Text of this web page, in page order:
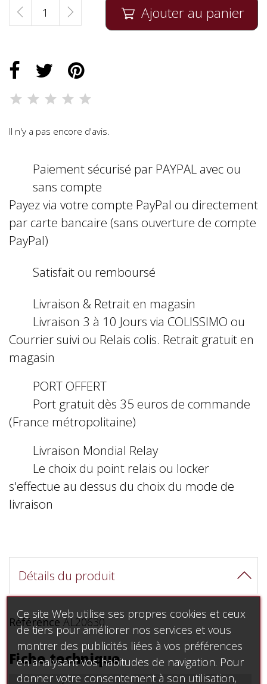
 Ajouter au panier
Il n'y a pas encore d'avis.
Paiement sécurisé par PAYPAL avec ou
sans compte
Payez via votre compte PayPal ou directement
par carte bancaire (sans ouverture de compte
PayPal)
Satisfait ou remboursé
Livraison & Retrait en magasin
Livraison 3 à 10 Jours via COLISSIMO ou
Courrier suivi ou Relais colis. Retrait gratuit en
magasin
PORT OFFERT
Port gratuit dès 35 euros de commande
(France métropolitaine)
Livraison Mondial Relay
Le choix du point relais ou locker
s'effectue au dessus du choix du mode de
livraison
Détails du produit
Référence AL20630
Fiche technique
Ce site Web utilise ses propres cookies et ceux
de tiers pour améliorer nos services et vous
montrer des publicités liées à vos préférences
en analysant vos habitudes de navigation. Pour
donner votre consentement à son utilisation,